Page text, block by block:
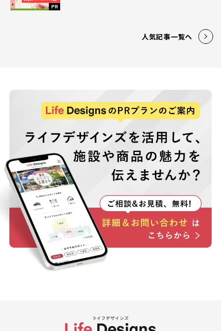
PR
人気記事一覧へ